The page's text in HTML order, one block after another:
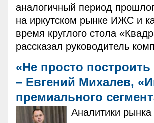
аналогичный период
на иркутском рынке ИЖС и
время круглого стола
рассказал руководитель
«Не просто
– Евгений Михалев,
премиального
Аналитики